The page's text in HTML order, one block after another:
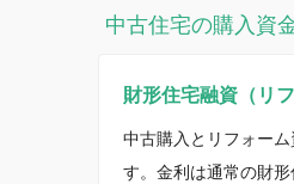
中古住宅の購入資
財形住宅融資（リ
中古購入とリフォー
す。金利は通常の財形